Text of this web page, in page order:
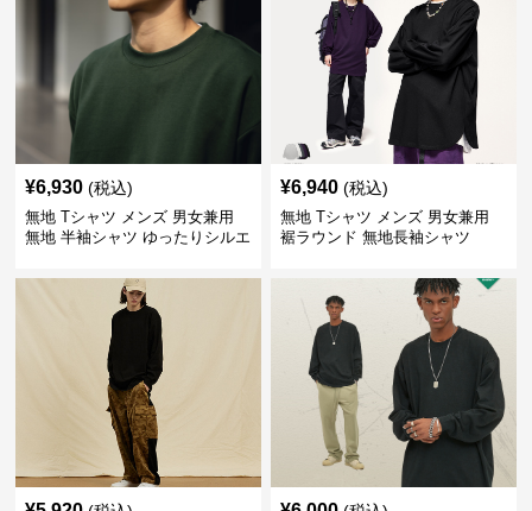
¥6,930 (税込)
無地 Tシャツ メンズ 男女兼用
無地 半袖シャツ ゆったりシルエ
¥6,940 (税込)
無地 Tシャツ メンズ 男女兼用
裾ラウンド 無地長袖シャツ